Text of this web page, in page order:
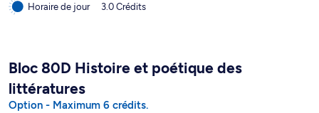
Horaire de jour
3.0 Crédits
Bloc 80D Histoire et poétique des
littératures
Option - Maximum 6 crédits.